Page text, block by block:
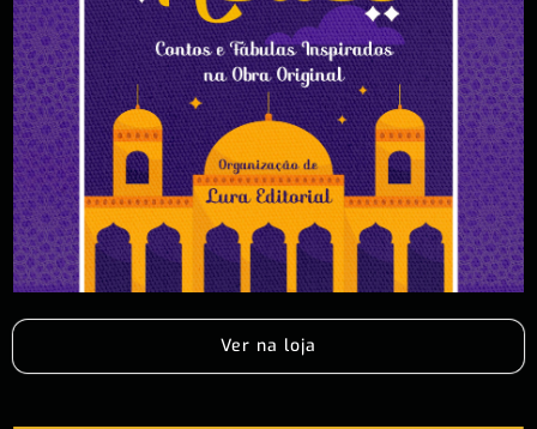
Ver na loja